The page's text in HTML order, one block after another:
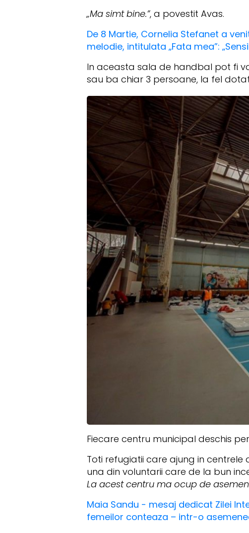
„Ma simt bine.”, a povestit Avas.
De 8 Martie, Cornelia Stefanet a
melodie, intitulata „Fata mea”:
In aceasta sala de handbal pot fi
sau ba chiar 3 persoane, la fel
Fiecare centru municipal deschis
Toti refugiatii care ajung in
una din voluntarii care de la bun
La acest centru ma ocup de
Maia Sandu - mesaj dedicat Zilei
femeilor conteaza – intr-o